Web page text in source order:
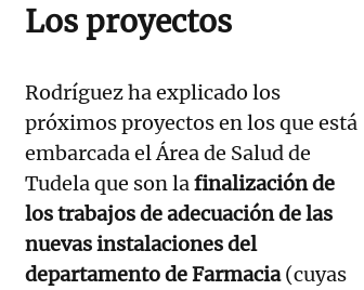
Los proyectos
Rodríguez ha explicado los
próximos proyectos en los que está
embarcada el Área de Salud de
Tudela que son lafinalización de
los trabajos de adecuación de las
nuevas instalaciones del
departamento de Farmacia(cuyas